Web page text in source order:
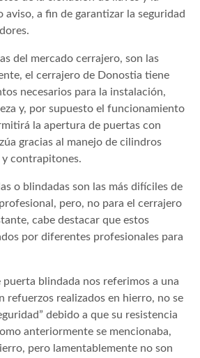
a fin de garantizar la seguridad
del mercado cerrajero, son las
el cerrajero de Donostia tiene
necesarios para la instalación,
y, por supuesto el funcionamiento
la apertura de puertas con
gracias al manejo de cilindros
y contrapitones.
o blindadas son las más difíciles de
pero, no para el cerrajero
cabe destacar que estos
por diferentes profesionales para
puerta blindada nos referimos a una
refuerzos realizados en hierro, no se
debido a que su resistencia
anteriormente se mencionaba,
pero lamentablemente no son